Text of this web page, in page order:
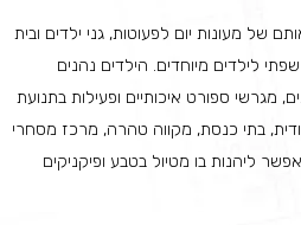
של מעונות יום לפעוטות, גני ילדים ובית
שפתי לילדים מיוחדים. הילדים נהנים
מגרשי ספורט איכותיים ופעילות בתנועת
בתי כנסת, מקווה טהרה, מרכז מסחרי
ליהנות בו מטיול בטבע ופיקניקים